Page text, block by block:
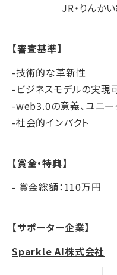
JR・りんかい線
【審査基準】
-技術的な革新性
-ビジネスモデルの実現
-web3.0の意義、ユニー
-社会的インパクト
【賞金・特典】
- 賞金総額：110万円
【サポーター企業】
Sparkle AI株式会社